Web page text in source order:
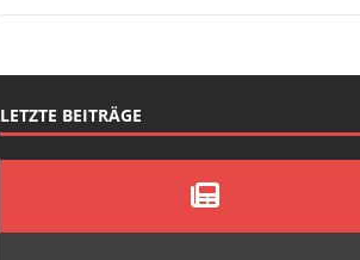
LETZTE BEITRÄGE